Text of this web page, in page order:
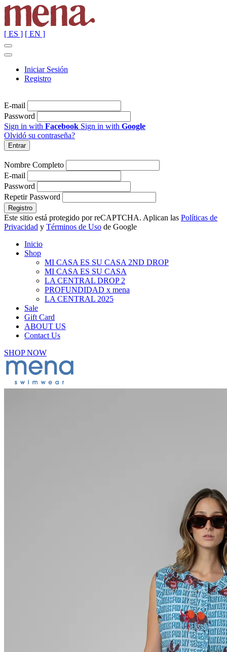
[ ES ] [ EN ]
Iniciar Sesión
Registro
E-mail
Password
Sign in with Facebook Sign in with Google
Olvidó su contraseña?
Nombre Completo
E-mail
Password
Repetir Password
Este sitio está protegido por reCAPTCHA. Aplican las Políticas de
Privacidad y Términos de Uso de Google
Inicio
Shop
MI CASA ES SU CASA 2ND DROP
MI CASA ES SU CASA
LA CENTRAL DROP 2
PROFUNDIDAD x mena
LA CENTRAL 2025
Sale
Gift Card
ABOUT US
Contact Us
SHOP NOW